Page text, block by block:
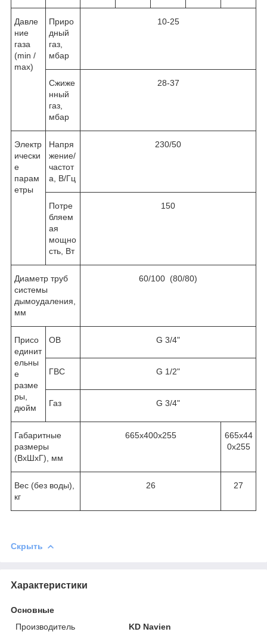
Давле
ние
газа
(min /
max)
Приро
дный
газ,
мбар
10-25
Сжиже
нный
газ,
мбар
28-37
Электр
ически
е
парам
етры
Напря
жение/
частот
а, В/Гц
230/50
Потре
бляем
ая
мощно
сть, Вт
150
Диаметр труб
системы
дымоудаления,
мм
60/100 (80/80)
Присо
единит
ельны
е
разме
ры,
дюйм
ОВ G 3/4"
ГВС G 1/2"
Газ G 3/4"
Габаритные
размеры
(ВхШхГ), мм
665х400х255
665х44
0х255
Вес (без воды),
кг
26 27
Скрыть
Характеристики
Основные
Производитель
KD Navien